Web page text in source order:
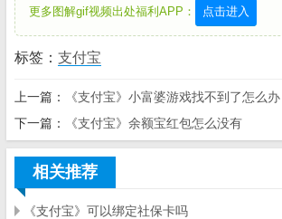
更多图解gif视频出处福利APP： 点击进入
标签： 支付宝
上一篇：
《支付宝》小富婆游戏找不到了怎么办
下一篇：
《支付宝》余额宝红包怎么没有
相关推荐
《支付宝》可以绑定社保卡吗